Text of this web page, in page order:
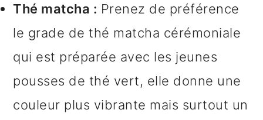
Thé matcha : Prenez de préférence
le grade de thé matcha cérémoniale
qui est préparée avec les jeunes
pousses de thé vert, elle donne une
couleur plus vibrante mais surtout un